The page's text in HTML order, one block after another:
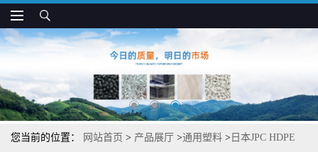
您当前的位置： 网站首页 > 产品展厅 >通用塑料 > 日本JPC HDPE